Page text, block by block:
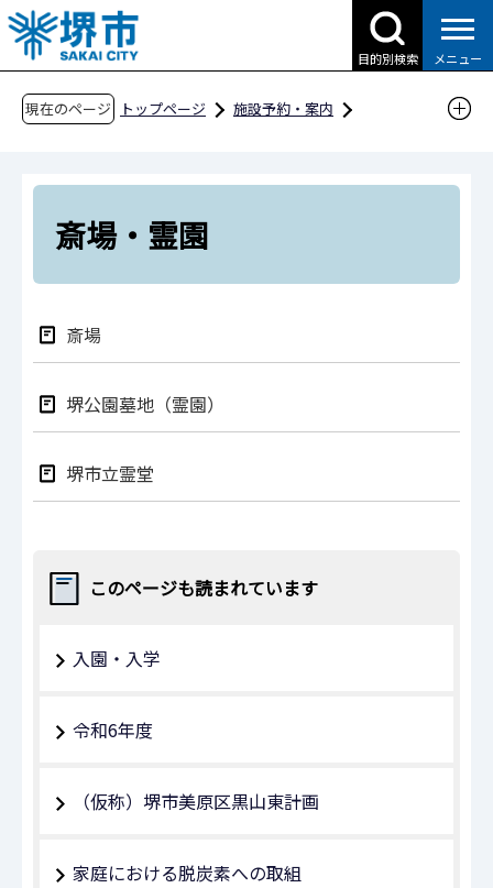
こ
の
ペ
目的別検索 メニュー
現在のページ トップページ
施設予約・案内
斎場・霊園
斎場
堺公園墓地（霊園）
堺市立霊堂
このページも読まれています
入園・入学
令和6年度
（仮称）堺市美原区黒山東計画
家庭における脱炭素への取組